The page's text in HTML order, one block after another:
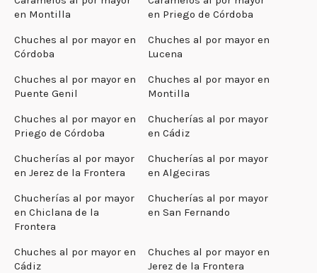
en Montilla
en Priego de Córdoba
Chuches al por mayor en
Córdoba
Chuches al por mayor en
Lucena
Chuches al por mayor en
Puente Genil
Chuches al por mayor en
Montilla
Chuches al por mayor en
Priego de Córdoba
Chucherías al por mayor
en Cádiz
Chucherías al por mayor
en Jerez de la Frontera
Chucherías al por mayor
en Algeciras
Chucherías al por mayor
en Chiclana de la
Frontera
Chucherías al por mayor
en San Fernando
Chuches al por mayor en
Cádiz
Chuches al por mayor en
Jerez de la Frontera